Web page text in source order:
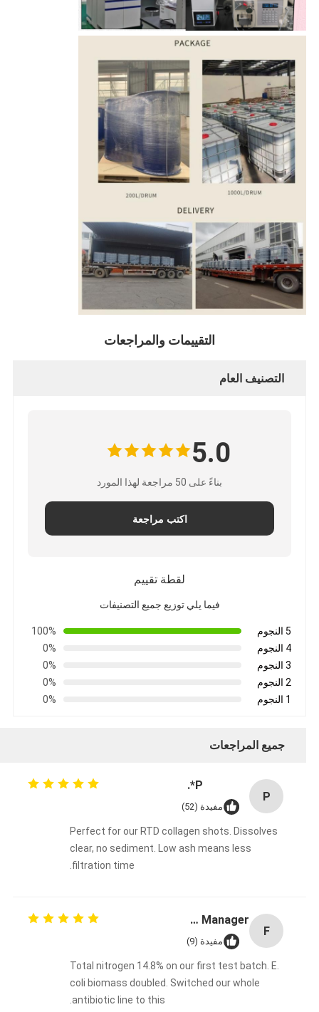
التقييمات والمراجعات
التصنيف العام
5.0
بناءً على 50 مراجعة لهذا المورد
اكتب مراجعة
لقطة تقييم
فيما يلي توزيع جميع التصنيفات
5 النجوم
100%
4 النجوم
0%
3 النجوم
0%
2 النجوم
0%
1 النجوم
0%
جميع المراجعات
P
P*.
مفيدة (52)
Perfect for our RTD collagen shots. Dissolves
clear, no sediment. Low ash means less
filtration time.
F
Fermentation Manager
مفيدة (9)
Total nitrogen 14.8% on our first test batch. E.
coli biomass doubled. Switched our whole
antibiotic line to this.